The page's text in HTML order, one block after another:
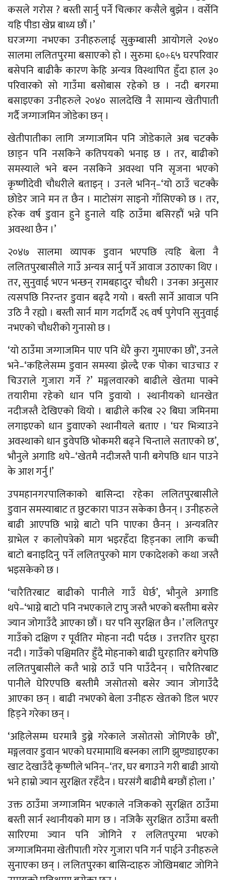
कसले गरोस ? बस्ती सार्नु पर्ने चित्कार कसैले बुझेन । वर्सेनि
यहि पीडा खेप्न बाध्य छौं ।’
घरजग्गा नभएका उनीहरुलाई सुकुम्बासी आयोगले २०४०
सालमा ललितपुरमा बसाएको हो । सुरुमा ६०÷६५ घरपरिवार
बसेपनि बाढीकै कारण केहि अन्यत्र विस्थापित हुँदा हाल ३०
परिवारको सो गाउँमा बसोबास रहेको छ । नदी बगरमा
बसाइएका उनीहरुले २०४० सालदेखि नै सामान्य खेतीपाती
गर्दै जग्गाजमिन जोडेका छन् ।
खेतीपातीका लागि जग्गाजमिन पनि जोडेकाले अब चटक्कै
छाड्न पनि नसकिने कतिपयको भनाइ छ । तर, बाढीको
समस्याले भने बस्न नसकिने अवस्था पनि सृजना भएको
कृष्णीदेवी चौधरीले बताइन् । उनले भनिन्–‘यो ठाउँ चटक्कै
छोडेर जाने मन त छैन । माटोसंग साइनो गाँसिएको छ । तर,
हरेक वर्ष डुवान हुने हुनाले यहि ठाउँमा बसिरहौं भन्ने पनि
अवस्था छैन ।’
२०४७ सालमा व्यापक डुवान भएपछि त्यहि बेला नै
ललितपुरबासीले गाउँ अन्यत्र सार्नु पर्ने आवाज उठाएका थिए ।
तर, सुनुवाई भएन भन्छन् रामबहादुर चौधरी । उनका अनुसार
त्यसपछि निरन्तर डुवान बढ्दै गयो । बस्ती सार्ने आवाज पनि
उठि नै रह्यो । बस्ती सार्न माग गर्दागर्दै २६ वर्ष पुगेपनि सुनुवाई
नभएको चौधरीको गुनासो छ ।
‘यो ठाउँमा जग्गाजमिन पाए पनि धेरै कुरा गुमाएका छौं’, उनले
भने–‘कहिलेसम्म डुवान समस्या झेल्दै एक पोका चाउचाउ र
चिउराले गुजारा गर्ने ?’ मङ्गलवारको बाढीले खेतमा पाक्ने
तयारीमा रहेको धान पनि डुवायो । स्थानीयको धानखेत
नदीजस्तै देखिएको थियो । बाढीले करिब २२ बिघा जमिनमा
लगाइएको धान डुवाएको स्थानीयले बताए । ‘घर भित्र्याउने
अवस्थाको धान डुवेपछि भोकमरी बढ्ने चिन्ताले सताएको छ’,
भौनुले अगाडि थपे–‘खेतमै नदीजस्तै पानी बगेपछि धान पाउने
के आश गर्नु !’
उपमहानगरपालिकाको बासिन्दा रहेका ललितपुरबासीले
डुवान समस्याबाट त छुटकारा पाउन सकेका छैनन् । उनीहरुले
बाढी आएपछि भाग्ने बाटो पनि पाएका छैनन् । अन्यत्रतिर
ग्राभेल र कालोपत्रेको माग भइरहँदा हिड्नका लागि कच्ची
बाटो बनाइदिनु पर्ने ललितपुरको माग एकादेशको कथा जस्तै
भइसकेको छ ।
‘चारैतिरबाट बाढीको पानीले गाउँ घेर्छ’, भौनुले अगाडि
थपे–‘भाग्ने बाटो पनि नभएकाले टापु जस्तै भएको बस्तीमा बसेर
ज्यान जोगाउँदै आएका छौं । घर पनि सुरक्षित छैन ।’ ललितपुर
गाउँको दक्षिण र पूर्वतिर मोहना नदी पर्दछ । उत्तरतिर घुरहा
नदी । गाउँको पश्चिमतिर हुँदै मोहनाको बाढी घुरहातिर बगेपछि
ललितपुबासीले कतै भाग्ने ठाउँ पनि पाउँदैनन् । चारैतिरबाट
पानीले घेरिएपछि बस्तीमै जसोतसो बसेर ज्यान जोगाउँदै
आएका छन् । बाढी नभएको बेला उनीहरु खेतको डिल भएर
हिड्ने गरेका छन् ।
‘अहिलेसम्म घरमात्रै डुब्ने गरेकाले जसोतसो जोगिएकै छौं’,
मङ्गलवार डुवान भएको घरमामाथि बस्नका लागि झुण्ड्याइएका
खाट देखाउँदै कृष्णीले भनिन्–‘तर, घर बगाउने गरी बाढी आयो
भने हाम्रो ज्यान सुरक्षित रहँदैन । घरसंगै बाढीमै बग्छौं होला ।’
उक्त ठाउँमा जग्गाजमिन भएकाले नजिकको सुरक्षित ठाउँमा
बस्ती सार्न स्थानीयको माग छ । नजिकै सुरक्षित ठाउँमा बस्ती
सारिएमा ज्यान पनि जोगिने र ललितपुरमा भएको
जग्गाजमिनमा खेतीपाती गरेर गुजारा पनि गर्न पाईने उनीहरुले
सुनाएका छन् । ललितपुरका बासिन्दाहरु जोखिमबाट जोगिने